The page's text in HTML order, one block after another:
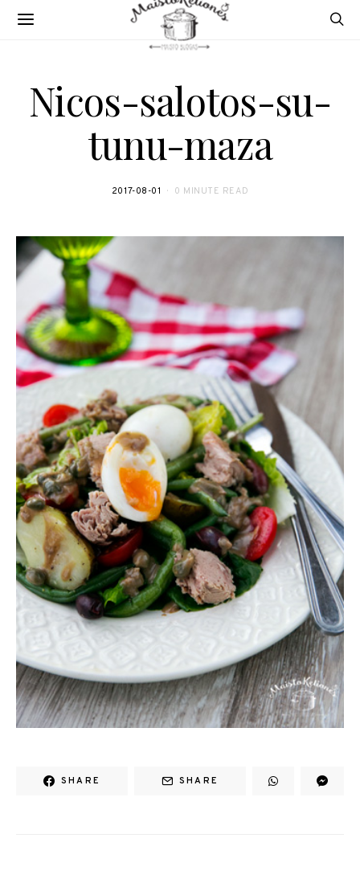
Nicos-salotos-su-
tunu-maza
2017-08-01 0 MINUTE READ
SHARE SHARE